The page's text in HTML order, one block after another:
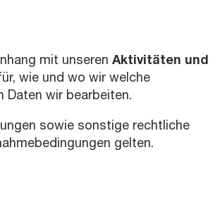
mit unseren Aktivitäten und
wie und wo wir welche
Daten wir bearbeiten.
sowie sonstige rechtliche
gelten.